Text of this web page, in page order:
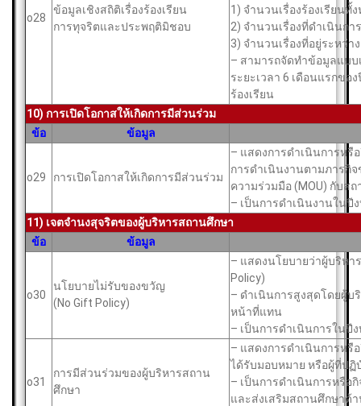
o28
ข้อมูลเชิงสถิติเรื่องร้องเรียน
การทุจริตและประพฤติมิชอบ
1) จำนวนเรื่องร้องเรียนทั้
2) จำนวนเรื่องที่ดำเนินกา
3) จำนวนเรื่องที่อยู่ระหว่า
– สามารถจัดทำข้อมูลแบบ
ระยะเวลา 6 เดือนแรกขอ
ร้องเรียน
10) การเปิดโอกาสให้เกิดการมีส่วนร่วม
ข้อ
ข้อมูล
o29 การเปิดโอกาสให้เกิดการมีส่วนร่วม
– แสดงการดำเนินการหรื
การดำเนินงานตามภารกิ
ความร่วมมือ (MOU) กับส
– เป็นการดำเนินงานใน
11) เจตจำนงสุจริตของผู้บริหารสถานศึกษา
ข้อ
ข้อมูล
o30
นโยบายไม่รับของขวัญ
(No Gift Policy)
– แสดงนโยบายว่าผู้บริหา
Policy)
– ดำเนินการสูงสุดโดยผู้
หน้าที่แทน
– เป็นการดำเนินการใน
o31
การมีส่วนร่วมของผู้บริหารสถาน
ศึกษา
– แสดงการดำเนินการหรื
ได้รับมอบหมาย หรือผู้ที่ป
– เป็นการดำเนินการหรือ
และส่งเสริมสถานศึกษาด้